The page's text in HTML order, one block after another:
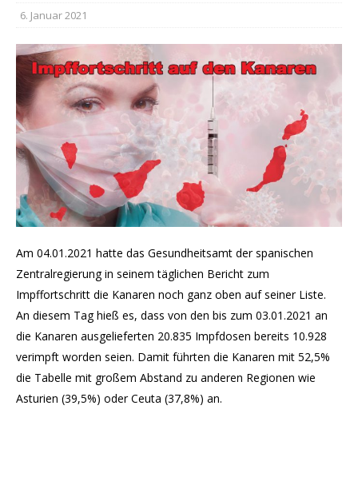
6. Januar 2021
Am 04.01.2021 hatte das Gesundheitsamt der spanischen
Zentralregierung in seinem täglichen Bericht zum
Impffortschritt die Kanaren noch ganz oben auf seiner Liste.
An diesem Tag hieß es, dass von den bis zum 03.01.2021 an
die Kanaren ausgelieferten 20.835 Impfdosen bereits 10.928
verimpft worden seien. Damit führten die Kanaren mit 52,5%
die Tabelle mit großem Abstand zu anderen Regionen wie
Asturien (39,5%) oder Ceuta (37,8%) an.